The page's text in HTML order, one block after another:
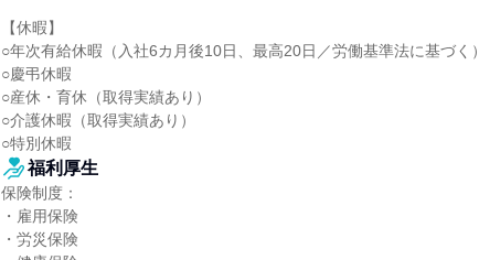
【休暇】
○年次有給休暇（入社6カ月後10日、最高20日／労働基準法に基づく）
○慶弔休暇
○産休・育休（取得実績あり）
○介護休暇（取得実績あり）
○特別休暇
福利厚生
保険制度：
・雇用保険
・労災保険